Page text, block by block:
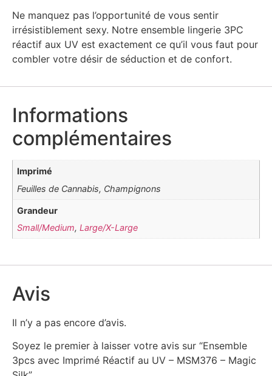
Ne manquez pas l’opportunité de vous sentir
irrésistiblement sexy. Notre ensemble lingerie 3PC
réactif aux UV est exactement ce qu’il vous faut pour
combler votre désir de séduction et de confort.
Informations
complémentaires
Imprimé
Feuilles de Cannabis, Champignons
Grandeur
Small/Medium,Large/X-Large
Avis
Il n’y a pas encore d’avis.
Soyez le premier à laisser votre avis sur “Ensemble
3pcs avec Imprimé Réactif au UV – MSM376 – Magic